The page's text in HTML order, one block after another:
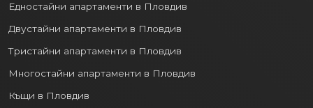
Едностайни апартаменти в Пловдив
Двустайни апартаменти в Пловдив
Тристайни апартаменти в Пловдив
Многостайни апартаменти в Пловдив
Къщи в Пловдив